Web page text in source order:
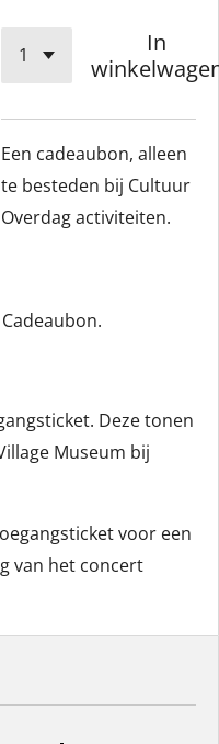
In
Een cadeaubon, alleen
te besteden bij Cultuur
Overdag activiteiten.
Deze tonen
Museum bij
voor een
van het concert